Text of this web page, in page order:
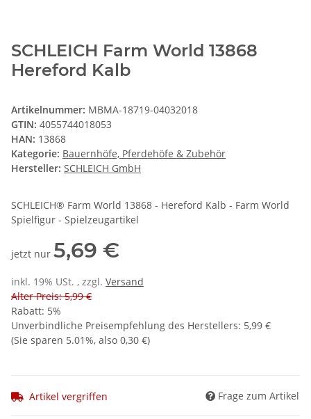
SCHLEICH Farm World 13868
Hereford Kalb
Artikelnummer: MBMA-18719-04032018
GTIN: 4055744018053
HAN: 13868
Kategorie: Bauernhöfe, Pferdehöfe & Zubehör
Hersteller: SCHLEICH GmbH
SCHLEICH® Farm World 13868 - Hereford Kalb - Farm World
Spielfigur - Spielzeugartikel
jetzt nur 5,69 €
inkl. 19% USt. , zzgl. Versand
Alter Preis: 5,99 €
Rabatt: 5%
Unverbindliche Preisempfehlung des Herstellers: 5,99 €
(Sie sparen 5.01%, also 0,30 €)
Artikel vergriffen Frage zum Artikel